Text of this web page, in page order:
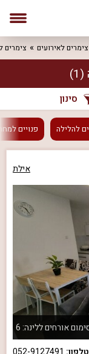
צימרים לאירועים צימרים
(1)
סינון
להלילה פנויים
אילת
אורחים ללינה: 6